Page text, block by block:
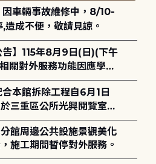
成不便，敬請見諒。
關對外服務功能因應學術
。
三重區公所光興閱覽室，
館周邊公共設施景觀美化
施工期間暫停對外服務。